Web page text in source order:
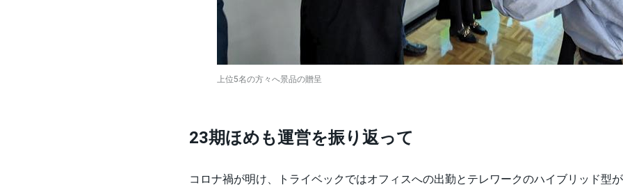
上位5名の方々へ景品の贈呈
23期ほめも運営を振り返って
コロナ禍が明け、トライベックではオフィスへの出勤とテレワークのハイブリッド型